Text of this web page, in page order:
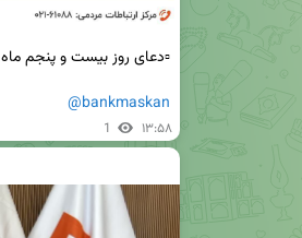
▫️دعای روز بیست و پنجم
@bankmaskan
1 ۱۳:۵۸